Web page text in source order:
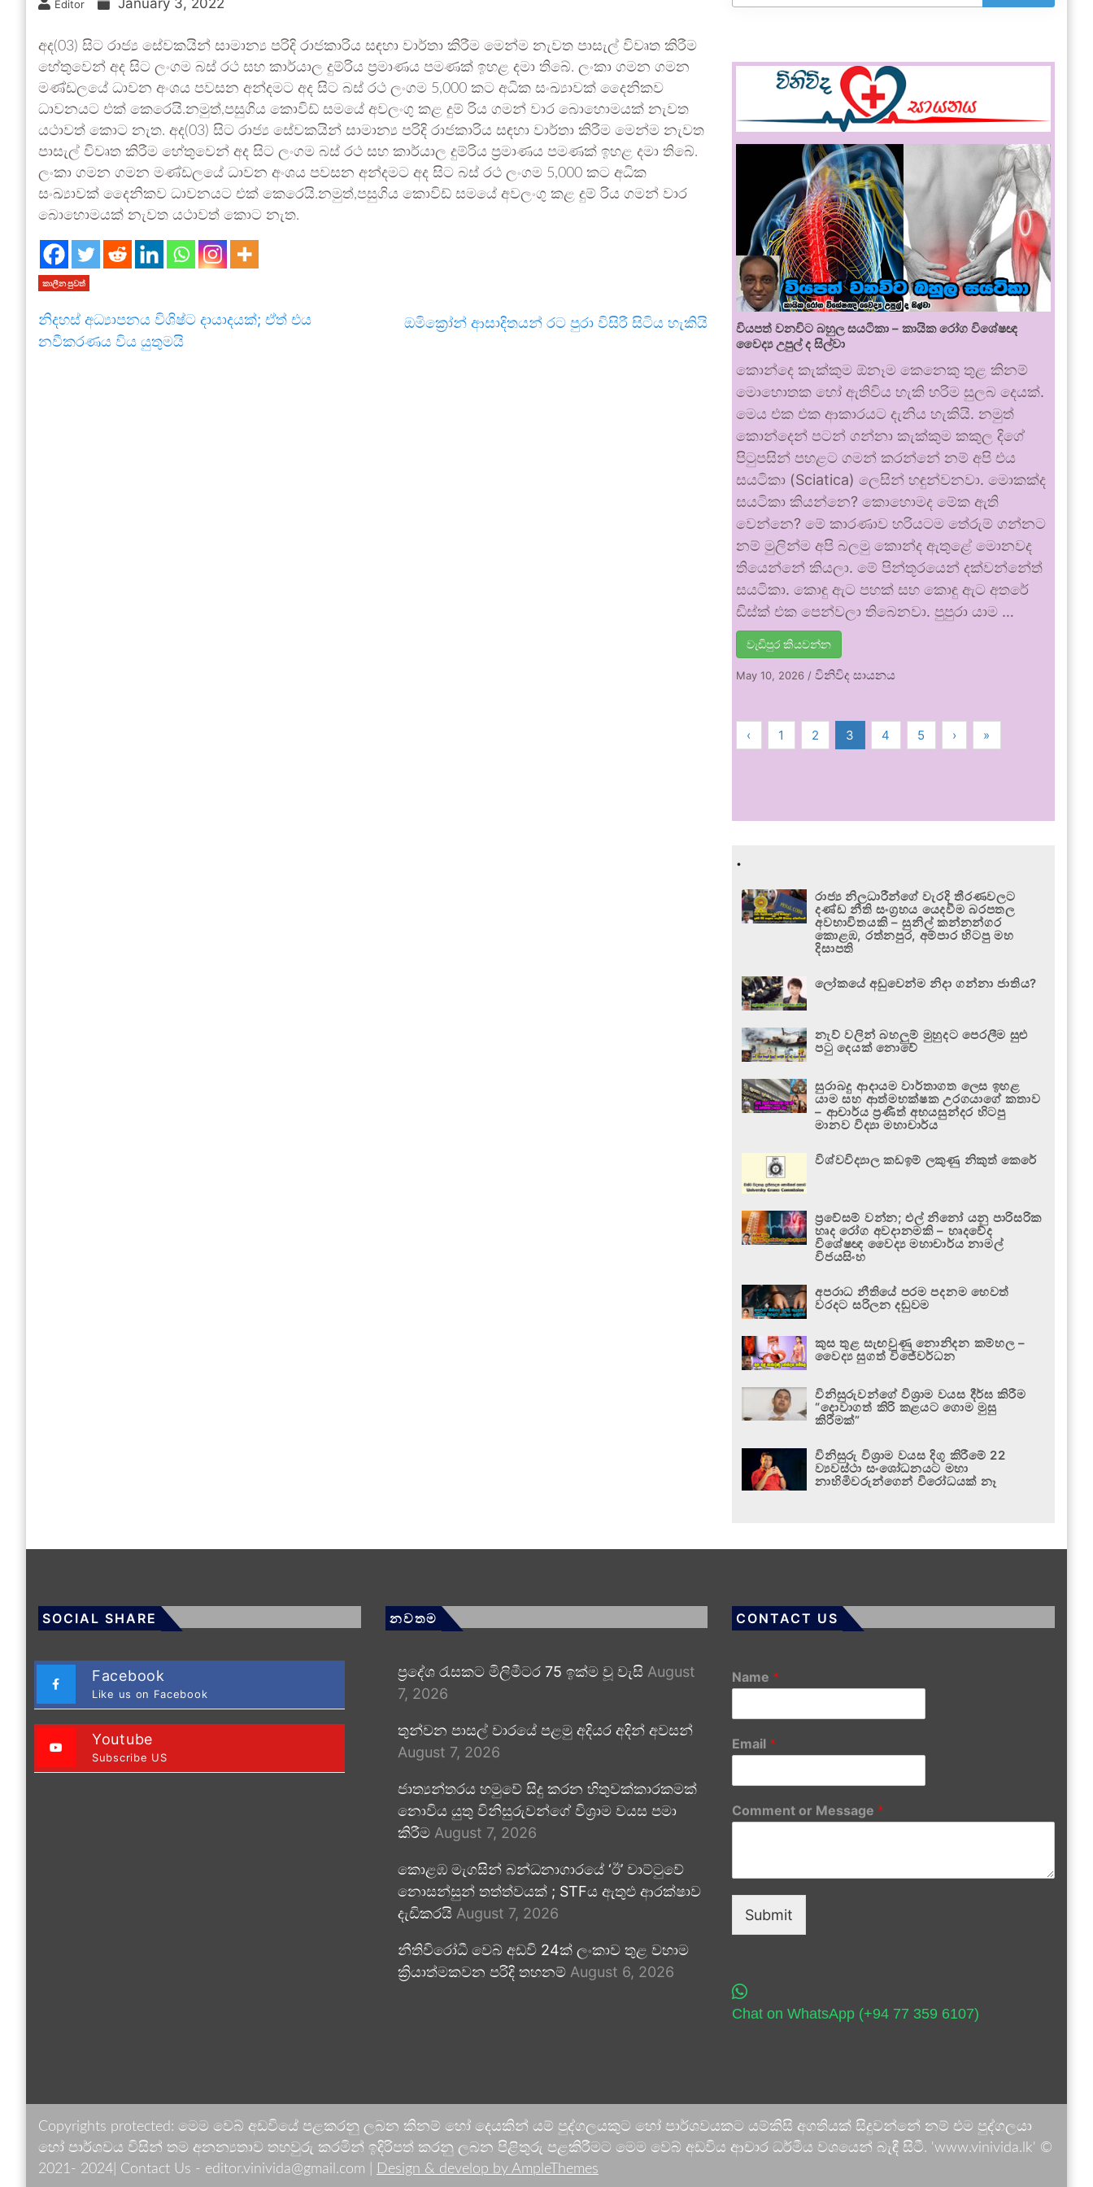
Editor January 3, 2022
අද(03) සිට රාජ්‍ය සේවකයින් සාමාන්‍ය පරිදි රාජකාරිය සඳහා වාර්තා කිරීම මෙන්ම නැවත පාසැල් විවෘත කිරීම
හේතුවෙන් අද සිට ලංගම බස් රථ සහ කාර්යාල දුම්රිය ප්‍රමාණය පමණක් ඉහළ දමා තිබේ. ලංකා ගමන ගමන
මණ්ඩලයේ ධාවන අංශය පවසන අන්දමට අද සිට බස් රථ ලංගම 5,000 කට අධික සංඛ්‍යාවක් දෛනිකව
ධාවනයට එක් කෙරෙයි.නමුත්,පසුගිය කොවිඩ් සමයේ අවලංගු කළ දුම් රිය ගමන් වාර බොහොමයක් නැවත
යථාවත් කොට නැත. අද(03) සිට රාජ්‍ය සේවකයින් සාමාන්‍ය පරිදි රාජකාරිය සඳහා වාර්තා කිරීම මෙන්ම නැවත
පාසැල් විවෘත කිරීම හේතුවෙන් අද සිට ලංගම බස් රථ සහ කාර්යාල දුම්රිය ප්‍රමාණය පමණක් ඉහළ දමා තිබේ.
ලංකා ගමන ගමන මණ්ඩලයේ ධාවන අංශය පවසන අන්දමට අද සිට බස් රථ ලංගම 5,000 කට අධික
සංඛ්‍යාවක් දෛනිකව ධාවනයට එක් කෙරෙයි.නමුත්,පසුගිය කොවිඩ් සමයේ අවලංගු කළ දුම් රිය ගමන් වාර
බොහොමයක් නැවත යථාවත් කොට නැත.
කාලීන පුවත්
නිදහස් අධ්‍යාපනය විශිෂ්ට දායාදයක්; ඒත් එය
නවීකරණය විය යුතුමයි
ඔමික්‍රෝන් ආසාදිතයන් රට පුරා විසිරී සිටිය හැකියි
වියපත් වනවිට බහුල සයටිකා – කායික රෝග විශේෂඥ
වෛද්‍ය උපුල් ද සිල්වා
කොන්දෙ කැක්කුම ඕනෑම කෙනෙකු තුළ කිනම්
මොහොතක හෝ ඇතිවිය හැකි හරිම සුලබ දෙයක්.
මෙය එක එක ආකාරයට දැනිය හැකියි. නමුත්
කොන්දෙන් පටන් ගන්නා කැක්කුම කකුල දිගේ
පිටුපසින් පහළට ගමන් කරන්නේ නම් අපි එය
සයටිකා (Sciatica) ලෙසින් හඳුන්වනවා. මොකක්ද
සයටිකා කියන්නෙ? කොහොමද මේක ඇති
වෙන්නෙ? මේ කාරණාව හරියටම තේරුම් ගන්නට
නම් මුලින්ම අපි බලමු කොන්ද ඇතුළේ මොනවද
තියෙන්නේ කියලා. මේ පින්තූරයෙන් දක්වන්නේත්
සයටිකා. කොඳු ඇට පහක් සහ කොඳු ඇට අතරේ
ඩිස්ක් එක පෙන්වලා තිබෙනවා. පුපුරා යාම …
වැඩිපුර කියවන්න
May 10, 2026 /විනිවිද සායනය
‹ 1 2 3 4 5 › »
.
රාජ්‍ය නිලධාරීන්ගේ වැරදි තීරණවලට
දණ්ඩ නීති සංග්‍රහය යෙදවීම බරපතල
අවභාවිතයකි – සුනිල් කන්නන්ගර
කොළඹ, රත්නපුර, අම්පාර හිටපු මහ
දිසාපති
ලෝකයේ අඩුවෙන්ම නිදා ගන්නා ජාතිය?
නැව් වලින් බහලුම් මුහුදට පෙරලීම සුළු
පටු දෙයක් නොවේ
සුරාබදු ආදායම වාර්තාගත ලෙස ඉහළ
යාම සහ ආත්මභක්ෂක උරගයාගේ කතාව
– ආචාර්ය ප්‍රණීත් අභයසුන්දර හිටපු
මානව විද්‍යා මහාචාර්ය
විශ්වවිද්‍යාල කඩඉම් ලකුණු නිකුත් කෙරේ
ප්‍රවේසම් වන්න; එල් නිනෝ යනු පාරිසරික
හෘද රෝග අවදානමකි – හෘදවේද
විශේෂඥ වෛද්‍ය මහාචාර්ය නාමල්
විජයසිංහ
අපරාධ නීතියේ පරම පදනම හෙවත්
වරදට සරිලන දඬුවම
කුස තුළ සැඟවුණු නොනිදන කම්හල –
වෛද්‍ය සුගත් විජේවර්ධන
විනිසුරුවන්ගේ විශ්‍රාම වයස දීර්ඝ කිරීම
“දොවාගත් කිරි කළයට ගොම මුසු
කිරීමක්”
විනිසුරු විශ්‍රාම වයස දිගු කිරීමේ 22
ව්‍යවස්ථා සංශෝධනයට මහා
නාහිමිවරුන්ගෙන් විරෝධයක් නෑ
SOCIAL SHARE
Facebook
Like us on Facebook
Youtube
Subscribe US
නවතම
ප්‍රදේශ රැසකට මිලිමීටර 75 ඉක්ම වූ වැසි August
7, 2026
තුන්වන පාසල් වාරයේ පළමු අදියර අදින් අවසන්
August 7, 2026
ජාත්‍යන්තරය හමුවේ සිදු කරන හිතුවක්කාරකමක්
නොවිය යුතු විනිසුරුවන්ගේ විශ්‍රාම වයස පමා
කිරීම August 7, 2026
කොළඹ මැගසින් බන්ධනාගාරයේ ‘ඊ’ වාට්ටුවේ
නොසන්සුන් තත්ත්වයක් ; STFය ඇතුළු ආරක්ෂාව
දැඩිකරයි August 7, 2026
නීතිවිරෝධී වෙබ් අඩවි 24ක් ලංකාව තුළ වහාම
ක්‍රියාත්මකවන පරිදි තහනම් August 6, 2026
CONTACT US
Name *
Email *
Comment or Message *
Submit
Chat on WhatsApp (+94 77 359 6107)
Copyrights protected: මෙම වෙබ් අඩවියේ පළකරනු ලබන කිනම් හෝ දෙයකින් යම් පුද්ගලයකුට හෝ පාර්ශවයකට යම්කිසි අගතියක් සිදුවන්නේ නම් එම පුද්ගලයා
හෝ පාර්ශවය විසින් තම අනන්‍යතාව තහවුරු කරමින් ඉදිරිපත් කරනු ලබන පිළිතුරු පළකිරීමට මෙම වෙබ් අඩවිය ආචාර ධර්මීය වශයෙන් බැඳී සිටී. 'www.vinivida.lk' ©
2021- 2024| Contact Us - editor.vinivida@gmail.com |
Design & develop by AmpleThemes